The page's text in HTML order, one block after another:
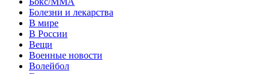
Болезни и лекарства
В мире
В России
Вещи
Военные новости
Волейбол